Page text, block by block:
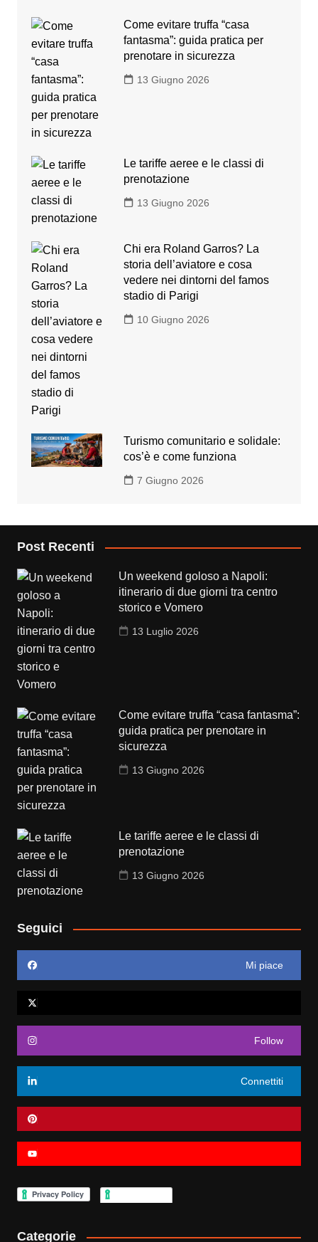
Come evitare truffa “casa
fantasma”: guida pratica per
prenotare in sicurezza
13 Giugno 2026
Le tariffe aeree e le classi di
prenotazione
13 Giugno 2026
Chi era Roland Garros? La
storia dell’aviatore e cosa
vedere nei dintorni del famos
stadio di Parigi
10 Giugno 2026
Turismo comunitario e solidale:
cos’è e come funziona
7 Giugno 2026
Post Recenti
Un weekend goloso a Napoli:
itinerario di due giorni tra centro
storico e Vomero
13 Luglio 2026
Come evitare truffa “casa fantasma”:
guida pratica per prenotare in
sicurezza
13 Giugno 2026
Le tariffe aeree e le classi di
prenotazione
13 Giugno 2026
Seguici
Mi piace
Follow
Connettiti
Categorie